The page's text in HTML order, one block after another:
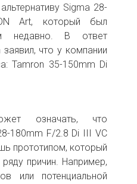
Sigma 28-
Art, который был
недавно. В ответ
что у компании
Tamron 35-150mm Di
означать, что
180mm F/2.8 Di III VC
прототипом, который
причин. Например,
или потенциальной